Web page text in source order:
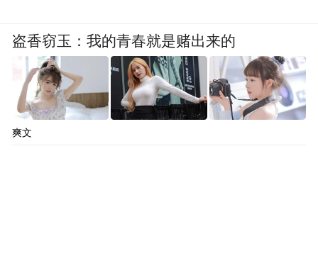
盗香窃玉：我的青春就是赌出来的
爽文